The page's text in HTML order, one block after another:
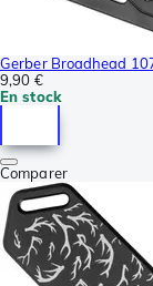
Gerber Broadhead
9,90 €
En stock
Comparer